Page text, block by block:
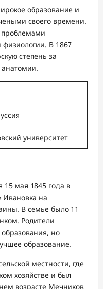
образование и
своего времени.
проблемами
В 1867
степень за
университет
мая 1845 года в
Ивановка на
В семье было 11
Родители
но
образование.
местности, где
хозяйстве и был
возрасте Мечников